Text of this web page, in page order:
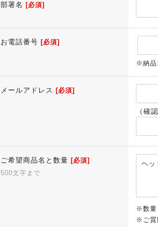
部署名 [必須]
お電話番号 [必須]
※納品
メールアドレス [必須]
（確
ご希望商品名と数量 [必須]
500文字まで
※数量
※ご質